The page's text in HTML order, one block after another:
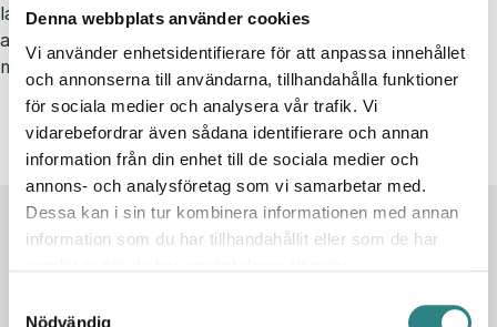
Denna webbplats använder cookies
Vi använder enhetsidentifierare för att anpassa innehållet
och annonserna till användarna, tillhandahålla funktioner
för sociala medier och analysera vår trafik. Vi
vidarebefordrar även sådana identifierare och annan
information från din enhet till de sociala medier och
annons- och analysföretag som vi samarbetar med.
Dessa kan i sin tur kombinera informationen med annan
information som du har tillhandahållit eller som de har
Nödvändig
lanseringen år 2016 har Karma med sina två miljoner
användare och 10 000 partners räddat mer än sex
miljoner måltider från att slängas.
Läs mer om Karma
Relaterade artiklar